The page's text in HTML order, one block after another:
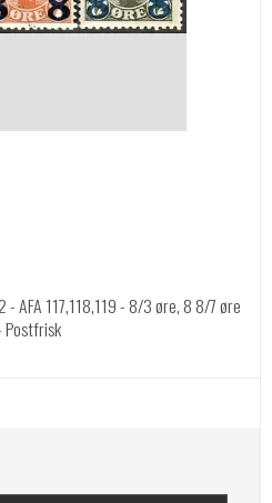
- AFA 117,118,119 - 8/3 øre, 8 8/7 øre